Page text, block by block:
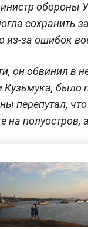
обороны
сохранить
из-за ошибок
он обвинил в
было
перепутал,
на